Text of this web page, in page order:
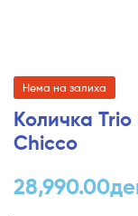
Нема на залиха
Количка
Chicco
28,990.00